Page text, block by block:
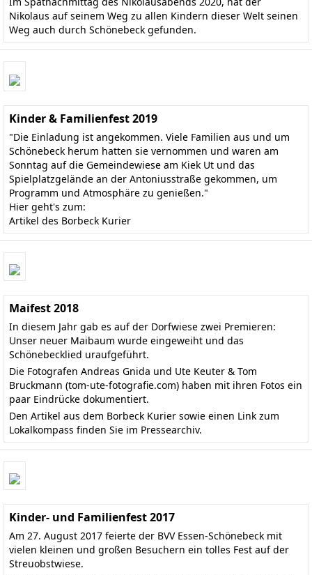
Nikolaus auf seinem Weg zu allen Kindern dieser Welt seinen
Weg auch durch Schönebeck gefunden.
Kinder & Familienfest 2019
"Die Einladung ist angekommen. Viele Familien aus und um
Schönebeck herum hatten sie vernommen und waren am
Sonntag auf die Gemeindewiese am Kiek Ut und das
Spielplatzgelände an der Antoniusstraße gekommen, um
Programm und Atmosphäre zu genießen."
Hier geht's zum:
Artikel des Borbeck Kurier
Maifest 2018
In diesem Jahr gab es auf der Dorfwiese zwei Premieren:
Unser neuer Maibaum wurde eingeweiht und das
Schönebecklied uraufgeführt.
Die Fotografen Andreas Gnida und Ute Keuter & Tom
Bruckmann (tom-ute-fotografie.com) haben mit ihren Fotos ein
paar Eindrücke dokumentiert.
Den Artikel aus dem Borbeck Kurier sowie einen Link zum
Lokalkompass finden Sie im Pressearchiv.
Kinder- und Familienfest 2017
Am 27. August 2017 feierte der BVV Essen-Schönebeck mit
vielen kleinen und großen Besuchern ein tolles Fest auf der
Streuobstwiese.